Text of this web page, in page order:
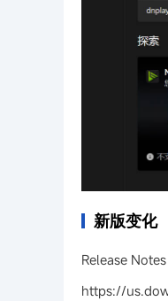
新版变化
Release Notes
https://